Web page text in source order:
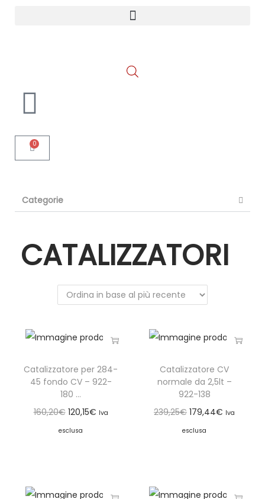
0
Categorie
CATALIZZATORI
Catalizzatore per 284-
45 fondo CV – 922-
180 ...
160,20€ 120,15€ Iva
esclusa
Catalizzatore CV
normale da 2,5lt –
922-138
239,25€ 179,44€ Iva
esclusa